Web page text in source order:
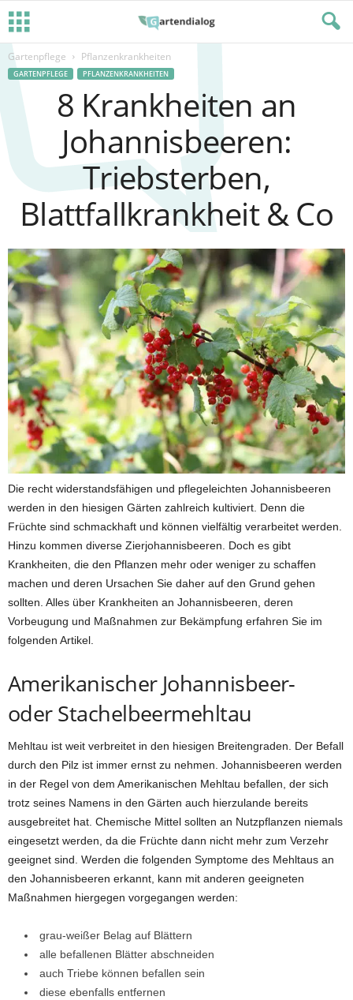
Gartenpflege Pflanzenkrankheiten
GARTENPFLEGE PFLANZENKRANKHEITEN
8 Krankheiten an
Johannisbeeren:
Triebsterben,
Blattfallkrankheit & Co
Die recht widerstandsfähigen und pflegeleichten Johannisbeeren
werden in den hiesigen Gärten zahlreich kultiviert. Denn die
Früchte sind schmackhaft und können vielfältig verarbeitet werden.
Hinzu kommen diverse Zierjohannisbeeren. Doch es gibt
Krankheiten, die den Pflanzen mehr oder weniger zu schaffen
machen und deren Ursachen Sie daher auf den Grund gehen
sollten. Alles über Krankheiten an Johannisbeeren, deren
Vorbeugung und Maßnahmen zur Bekämpfung erfahren Sie im
folgenden Artikel.
Amerikanischer Johannisbeer-
oder Stachelbeermehltau
Mehltau ist weit verbreitet in den hiesigen Breitengraden. Der Befall
durch den Pilz ist immer ernst zu nehmen. Johannisbeeren werden
in der Regel von dem Amerikanischen Mehltau befallen, der sich
trotz seines Namens in den Gärten auch hierzulande bereits
ausgebreitet hat. Chemische Mittel sollten an Nutzpflanzen niemals
eingesetzt werden, da die Früchte dann nicht mehr zum Verzehr
geeignet sind. Werden die folgenden Symptome des Mehltaus an
den Johannisbeeren erkannt, kann mit anderen geeigneten
Maßnahmen hiergegen vorgegangen werden:
grau-weißer Belag auf Blättern
alle befallenen Blätter abschneiden
auch Triebe können befallen sein
diese ebenfalls entfernen